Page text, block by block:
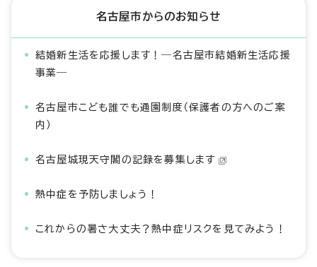
名古屋市からのお知らせ
結婚新生活を応援します！―名古屋市結婚新生活応援
事業―
名古屋市こども誰でも通園制度（保護者の方へのご案
内）
名古屋城現天守閣の記録を募集します
熱中症を予防しましょう！
これからの暑さ大丈夫？熱中症リスクを見てみよう！